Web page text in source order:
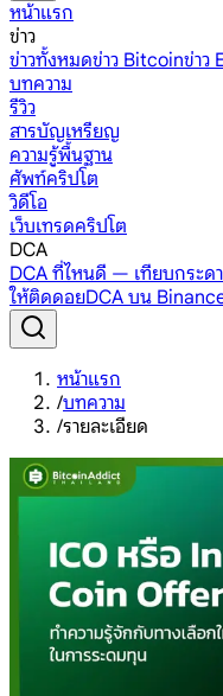
หน้าแรก
ข่าว
ข่าวทั้งหมดข่าว Bitcoinข่าว
บทความ
รีวิว
สารบัญเหรียญ
ความรู้พื้นฐาน
ศัพท์คริปโต
วิดีโอ
เว็บเทรดคริปโต
DCA
DCA ที่ไหนดี — เทียบกระด
ให้ติดดอยDCA บน
หน้าแรก
/บทความ
/รายละเอียด